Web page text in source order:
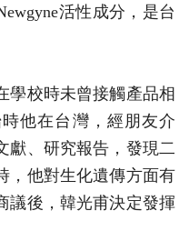
活性成分，是台
學校時未曾接觸產品相
他在台灣，經朋友介
獻、研究報告，發現二
，他對生化遺傳方面有
議後，韓光甫決定發揮